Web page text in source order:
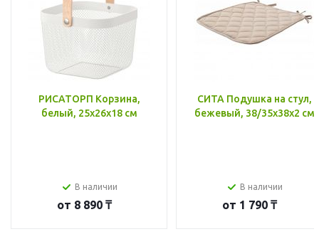
РИСАТОРП Корзина,
белый, 25x26x18 см
В наличии
от 8 890 ₸
СИТА Подушка на стул,
бежевый, 38/35x38x2 см
В наличии
от 1 790 ₸